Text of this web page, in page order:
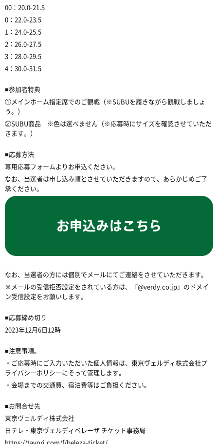
00：20.0-21.5
0：22.0-23.5
1：24.0-25.5
2：26.0-27.5
3：28.0-29.5
4：30.0-31.5
■参加者特典
①メインホーム指定席でのご観戦（※SUBUを履きながら観戦しましょ
う。）
②SUBU商品 ※色は選べません（※応募時にサイズを確認させていただ
きます。）
■応募方法
専用応募フォームよりお申込ください。
なお、当選者は申し込み順とさせていただきますので、あらかじめご了
承ください。
なお、当選者の方には個別でメールにてご連絡をさせていただきます。
※メールの受信拒否設定をされている方は、『@verdy.co.jp』のドメイ
ン受信設定をお願いします。
■応募締め切り
2023年12月6日12時
■注意事項。
・ご応募時にご入力いただいた個人情報は、東京ヴェルディ株式会社プ
ライバシーポリシーにそって管理します。
・会場までの交通費、宿泊費等はご負担ください。
■お問合せ先
東京ヴェルディ株式会社
日テレ・東京ヴェルディベレーザ チケット事務局